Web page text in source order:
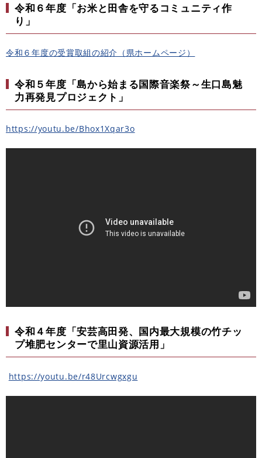
令和６年度「お米と田舎を守るコミュニティ作
り」
令和６年度の受賞取組の紹介（県ホームページ）
令和５年度「島から始まる国際音楽祭～生口島魅
力再発見プロジェクト」
https://youtu.be/Bhox1Xqar3o
令和４年度「安芸高田発、国内最大規模の竹チッ
プ堆肥センターで里山資源活用」
https://youtu.be/r48Urcwgxgu